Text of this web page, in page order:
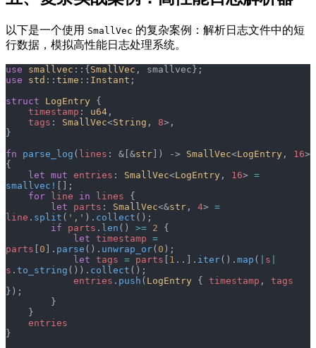
以下是一个使用 SmallVec 的复杂案例：解析日志文件中的短
行数据，模拟高性能日志处理系统。
use smallvec ::{ SmallVec , smallvec};
use std :: time :: Instant ;
struct LogEntry {
    timestamp
: u64 ,
    tags
: SmallVec<String , 8>,
}
fn parse_log ( lines : &[&str ]) -> SmallVec<LogEntry , 16>
{
    let
mut entries : SmallVec<LogEntry , 16> =
smallvec!
[];
    for
line in lines {
        let
parts : SmallVec<&str , 4> =
line . split ( ',' ). collect ();
        if
parts . len () >= 2 {
            let
timestamp =
parts 0 ]. parse (). unwrap_or( 0 );
            let
tags = parts 1 ..]. iter(). map ( s
s . to_string ()). collect ();
            entries
. push ( LogEntry { timestamp , tags
});
        }
    }
    entries
}